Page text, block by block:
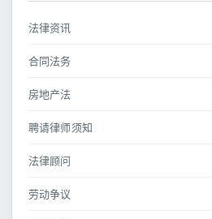
法律资讯
合同法务
房地产法
聘请律师须知
法律顾问
劳动争议